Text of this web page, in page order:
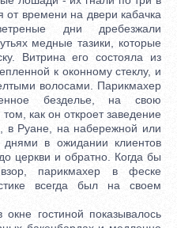
времени на двери кабачка
дни дребезжали
медные тазики, которые
Витрина его состояла из
к оконному стеклу, и
волосами. Парикмахер
безделье, на свою
как он откроет заведение
в Руане, на набережной или
в ожидании клиентов
церкви и обратно. Когда бы
парикмахер в феске
всегда был на своем
гостиной показывалось